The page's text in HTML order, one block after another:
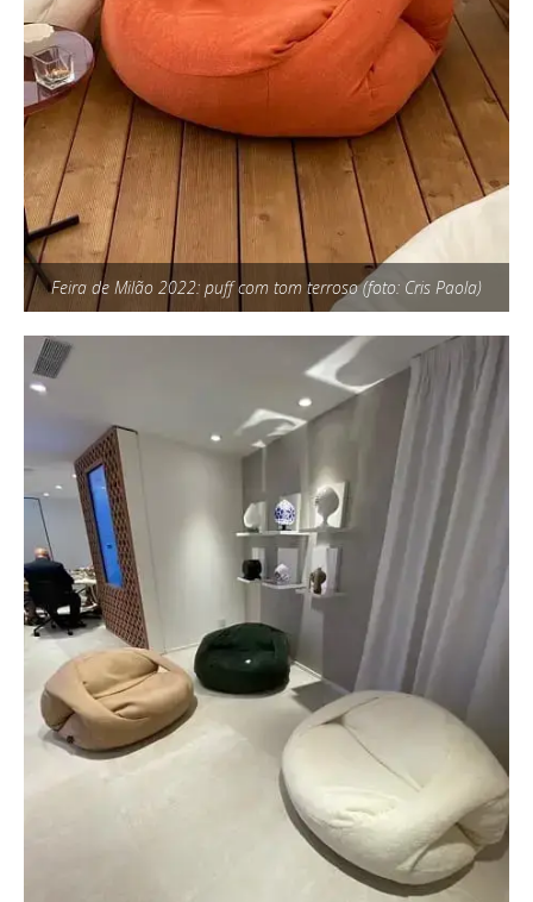
Feira de Milão 2022: puff com tom terroso (foto: Cris Paola)